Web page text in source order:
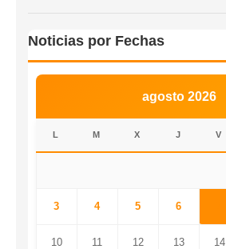
Noticias por Fechas
agosto 2026
L M X J V
3 4 5 6
10 11 12 13 14